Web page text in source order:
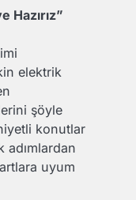
Hazırız”
elektrik
şöyle
konutlar
adımlardan
uyum